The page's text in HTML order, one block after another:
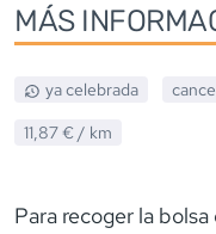
MÁS
ya celebrada
11,87 € / km
Para recoger la